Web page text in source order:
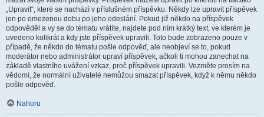
„Upravit“, které se nachází v příslušném příspěvku. Někdy lze upravit příspěvek
jen po omezenou dobu po jeho odeslání. Pokud již někdo na příspěvek
odpověděl a vy se do tématu vrátíte, najdete pod ním krátký text, ve kterém je
uvedeno kolikrát a kdy jste příspěvek upravili. Toto bude zobrazeno pouze v
případě, že někdo do tématu pošle odpověď, ale neobjeví se to, pokud
moderátor nebo administrátor upraví příspěvek, ačkoli ti mohou zanechat na
základě vlastního uvážení vzkaz, proč příspěvek upravili. Vezměte prosím na
vědomí, že normální uživatelé nemůžou smazat příspěvek, když k němu někdo
pošle odpověď.
Nahoru